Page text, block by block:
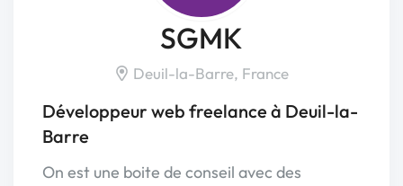
SGMK
Deuil-la-Barre, France
Développeur web freelance à Deuil-la-
Barre
On est une boite de conseil avec des